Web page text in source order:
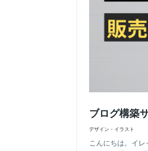
ブログ構築
デザイン・イラスト
こんにちは。イ